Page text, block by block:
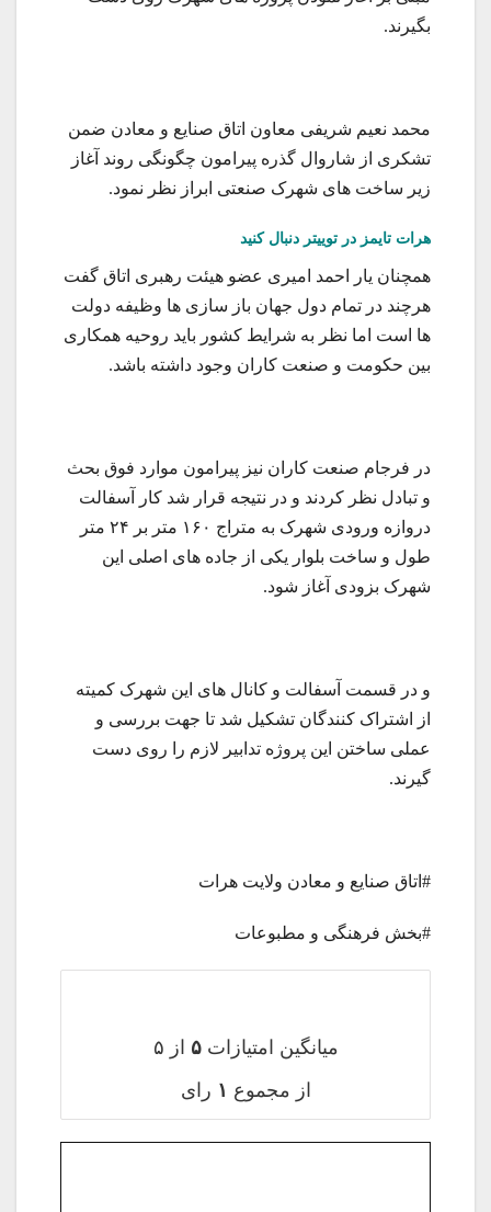
بگیرند.
محمد نعیم شریفی معاون اتاق صنایع و معادن ضمن
تشکری از شاروال گذره پیرامون چگونگی روند آغاز
زیر ساخت های شهرک صنعتی ابراز نظر نمود.
هرات تایمز در توییتر دنبال کنید
همچنان یار احمد امیری عضو هیئت رهبری اتاق گفت
هرچند در تمام دول جهان باز سازی ها وظیفه دولت
ها است اما نظر به شرایط کشور باید روحیه همکاری
بین حکومت و صنعت کاران وجود داشته باشد.
در فرجام صنعت کاران نیز پیرامون موارد فوق بحث
و تبادل نظر کردند و در نتیجه قرار شد کار آسفالت
دروازه ورودی شهرک به متراج ۱۶۰ متر بر ۲۴ متر
طول و ساخت بلوار یکی از جاده های اصلی این
شهرک بزودی آغاز شود.
و در قسمت آسفالت و کانال های این شهرک کمیته
از اشتراک کنندگان تشکیل شد تا جهت بررسی و
عملی ساختن این پروژه تدابیر لازم را روی دست
گیرند.
#اتاق صنایع و معادن ولایت هرات
#بخش فرهنگی و مطبوعات
میانگین امتیازات۵ از ۵
از مجموع ۱ رای